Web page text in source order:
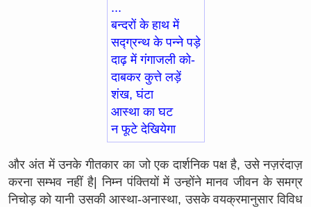
...
बन्दरों के हाथ में
सद्ग्रन्थ के पन्ने पड़े
दाढ़ में गंगाजली को-
दाबकर कुत्ते लड़ें
शंख, घंटा
आस्था का घट
न फूटे देखियेगा
और अंत में उनके गीतकार का जो एक दार्शनिक पक्ष है, उसे नज़रंदाज़
करना सम्भव नहीं है| निम्न पंक्तियों में उन्होंने मानव जीवन के समग्र
निचोड़ को यानी उसकी आस्था-अनास्था, उसके वयक्रमानुसार विविध